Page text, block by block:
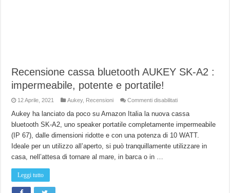
Recensione cassa bluetooth AUKEY SK-A2 :
impermeabile, potente e portatile!
12 Aprile, 2021 Aukey, Recensioni Commenti disabilitatisu
cassa
bluetooth
AUKEY
SK-
A2
:
impermeabile,
Aukey ha lanciato da poco su Amazon Italia la nuova cassa
bluetooth SK-A2, uno speaker portatile completamente impermeabile
(IP 67), dalle dimensioni ridotte e con una potenza di 10 WATT.
Ideale per un utilizzo all’aperto, si può tranquillamente utilizzare in
casa, nell’attesa di tornare al mare, in barca o in …
Leggi tutto